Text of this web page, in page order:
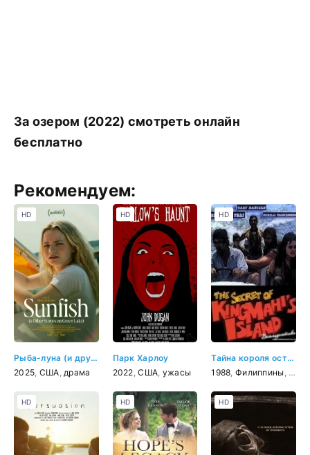
За озером (2022) смотреть онлайн
бесплатно
Рекомендуем:
Рыба-луна (и другие истории о Грин-Лейк)
2025 США драма
HD
Парк Харлоу
2022 ,США ужасы
HD
Тайна короля острова Маис
1988 Филиппины
HD
HD HD HD